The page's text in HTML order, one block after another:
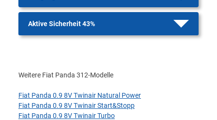
Aktive Sicherheit 43%
Weitere Fiat Panda 312-Modelle
Fiat Panda 0.9 8V Twinair Natural Power
Fiat Panda 0.9 8V Twinair Start&Stopp
Fiat Panda 0.9 8V Twinair Turbo